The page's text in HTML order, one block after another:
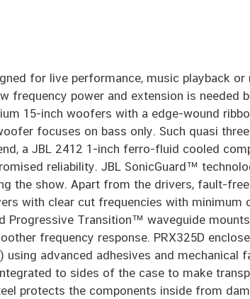
for live performance, music playback
frequency power and extension is needed
15-inch woofers with a edge-wound
focuses on bass only. Such quasi
a JBL 2412 1-inch ferro-fluid cooled
reliability. JBL SonicGuard™
the show. Apart from the drivers, fault-
with clear cut frequencies with minimum
Progressive Transition™ waveguide
frequency response. PRX325D
advanced adhesives and
to sides of the case to make
protects the components inside from